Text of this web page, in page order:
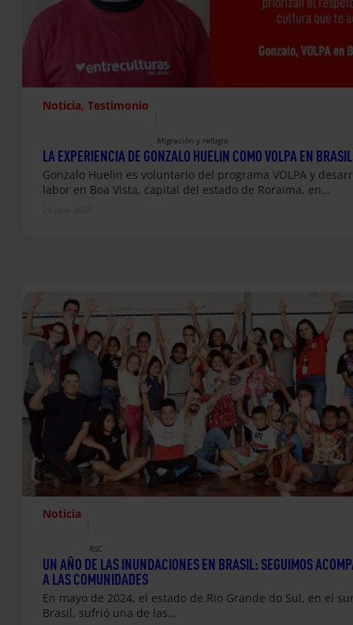
Noticia, Testimonio
Migración y refugio
LA EXPERIENCIA DE GONZALO HUELIN COMO VOLPA EN BRASIL
Gonzalo Huelin es voluntario del programa VOLPA y
labor en Boa Vista, capital del estado de Roraima, en…
Noticia
RSC
UN AÑO DE LAS INUNDACIONES EN BRASIL: SEGUIMOS
A LAS COMUNIDADES
En mayo de 2024, el estado de Rio Grande do Sul, en el
Brasil, sufrió una de las…